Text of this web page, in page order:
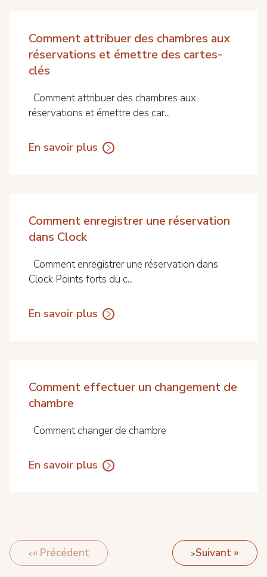
Comment attribuer des chambres aux
réservations et émettre des cartes-
clés
Comment attribuer des chambres aux
réservations et émettre des car...
En savoir plus
Comment enregistrer une réservation
dans Clock
Comment enregistrer une réservation dans
Clock Points forts du c...
En savoir plus
Comment effectuer un changement de
chambre
Comment changer de chambre
En savoir plus
« Précédent Suivant »